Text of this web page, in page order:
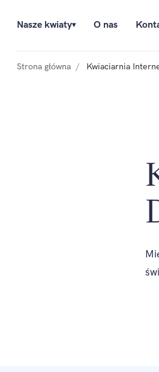
Nasze kwiaty▾ O nas
Strona główna Kwiaciarnia